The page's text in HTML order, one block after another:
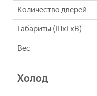
Количество дверей
Габариты (ШxГxВ)
Вес
Холод